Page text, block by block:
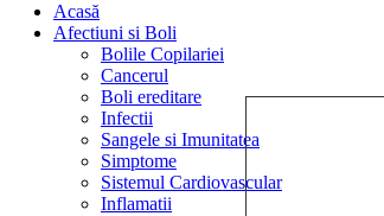
Acasă
Afectiuni si Boli
Bolile Copilariei
Cancerul
Boli ereditare
Infectii
Sangele si Imunitatea
Simptome
Sistemul Cardiovascular
Inflamatii